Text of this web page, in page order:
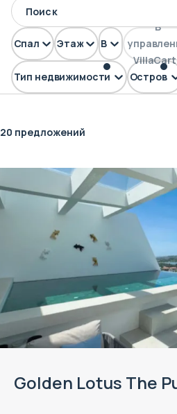
Тип недвижимости Остров
Спален Этажей Вид
В
Вилла Самуи Чавенг
20 предложений
Golden Lotus The